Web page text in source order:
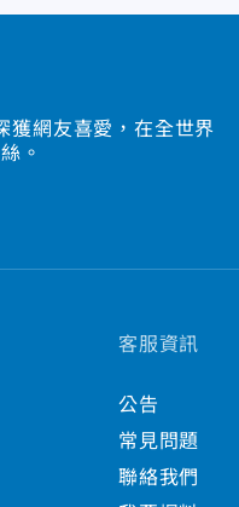
獲網友喜愛，在全世界
。
客服資訊
公告
常見問題
聯絡我們